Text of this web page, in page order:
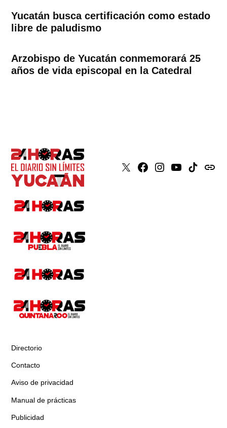
Yucatán busca certificación como estado
libre de paludismo
Arzobispo de Yucatán conmemorará 25
años de vida episcopal en la Catedral
X Faceboook
Instagram
YoutubeTiktokissuu
Directorio
Contacto
Aviso de privacidad
Manual de prácticas
Publicidad